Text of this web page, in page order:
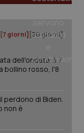
[7 giorni] [30 giorni]
dell'ondata: il 7
bollino rosso, l'8
perdono di Biden.
non è